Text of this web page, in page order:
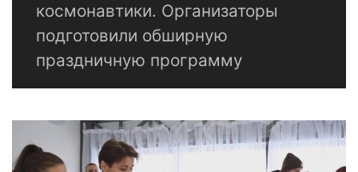
космонавтики. Организаторы
подготовили обширную
праздничную программу